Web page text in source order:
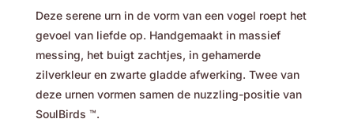
Deze serene urn in de vorm van een vogel roept het
gevoel van liefde op. Handgemaakt in massief
messing, het buigt zachtjes, in gehamerde
zilverkleur en zwarte gladde afwerking. Twee van
deze urnen vormen samen de nuzzling-positie van
SoulBirds ™.